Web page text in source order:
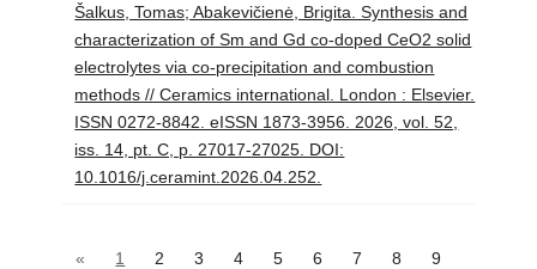
Šalkus, Tomas; Abakevičienė, Brigita. Synthesis and
characterization of Sm and Gd co-doped CeO2 solid
electrolytes via co-precipitation and combustion
methods // Ceramics international. London : Elsevier.
ISSN 0272-8842. eISSN 1873-3956. 2026, vol. 52,
iss. 14, pt. C, p. 27017-27025. DOI:
10.1016/j.ceramint.2026.04.252.
« 1 2 3 4 5 6 7 8
9